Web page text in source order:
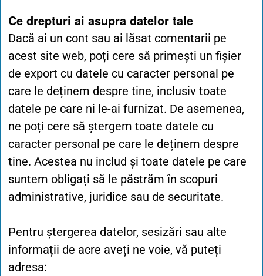
Ce drepturi ai asupra datelor tale
Dacă ai un cont sau ai lăsat comentarii pe
acest site web, poți cere să primești un fișier
de export cu datele cu caracter personal pe
care le deținem despre tine, inclusiv toate
datele pe care ni le-ai furnizat. De asemenea,
ne poți cere să ștergem toate datele cu
caracter personal pe care le deținem despre
tine. Acestea nu includ și toate datele pe care
suntem obligați să le păstrăm în scopuri
administrative, juridice sau de securitate.
Pentru ștergerea datelor, sesizări sau alte
informații de acre aveți ne voie, vă puteți
adresa: